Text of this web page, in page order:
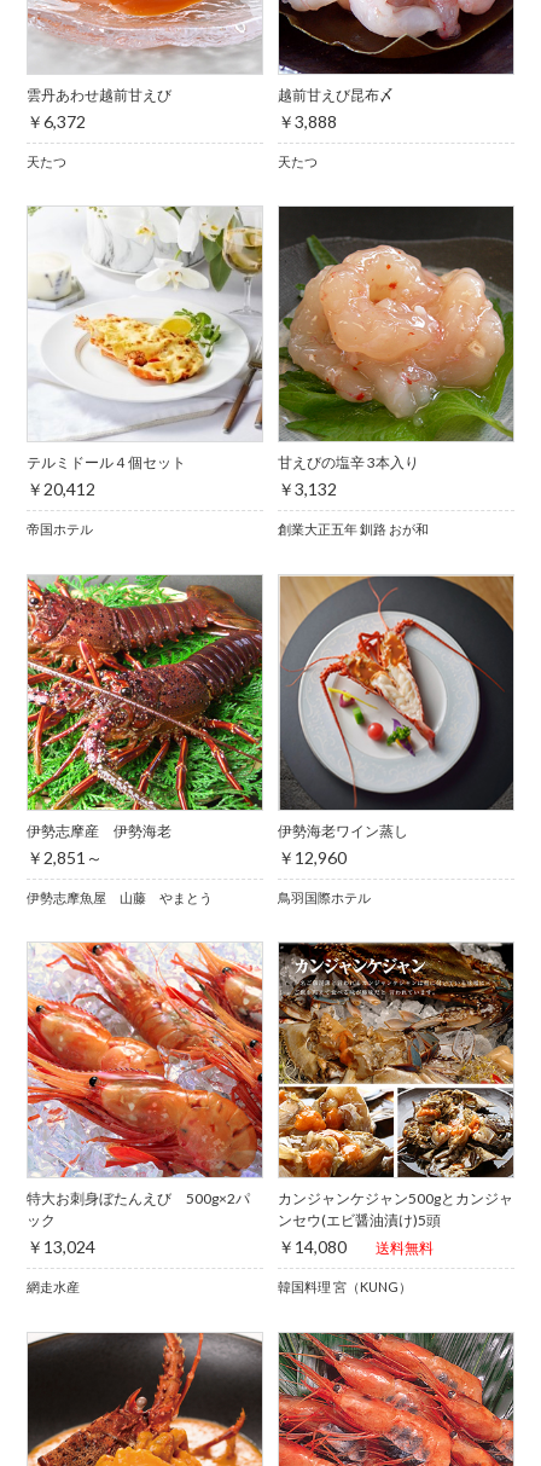
雲丹あわせ越前甘えび
￥6,372
天たつ
越前甘えび昆布〆
￥3,888
天たつ
テルミドール４個セット
￥20,412
帝国ホテル
甘えびの塩辛 3本入り
￥3,132
創業大正五年 釧路 おが和
伊勢志摩産 伊勢海老
￥2,851～
伊勢志摩魚屋 山藤 やまとう
伊勢海老ワイン蒸し
￥12,960
鳥羽国際ホテル
特大お刺身ぼたんえび 500g×2パ
ック
￥13,024
網走水産
カンジャンケジャン500gとカンジャ
ンセウ(エビ醤油漬け)5頭
￥14,080 送料無料
韓国料理 宮（KUNG）